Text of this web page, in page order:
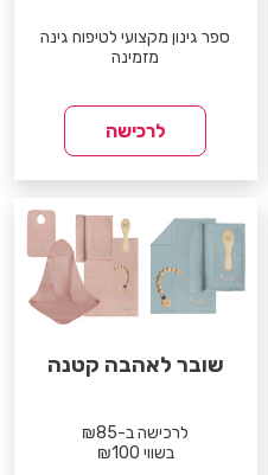
ספר גינון מקצועי לטיפוח גינה
מזמינה
לרכישה
שובר לאהבה קטנה
לרכישה ב-₪85
בשווי ₪100